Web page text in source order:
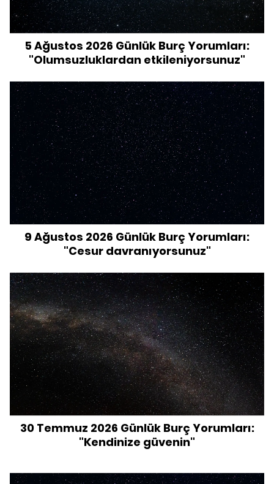
5 Ağustos 2026 Günlük Burç Yorumları:
"Olumsuzluklardan etkileniyorsunuz"
9 Ağustos 2026 Günlük Burç Yorumları:
"Cesur davranıyorsunuz"
30 Temmuz 2026 Günlük Burç Yorumları:
"Kendinize güvenin"